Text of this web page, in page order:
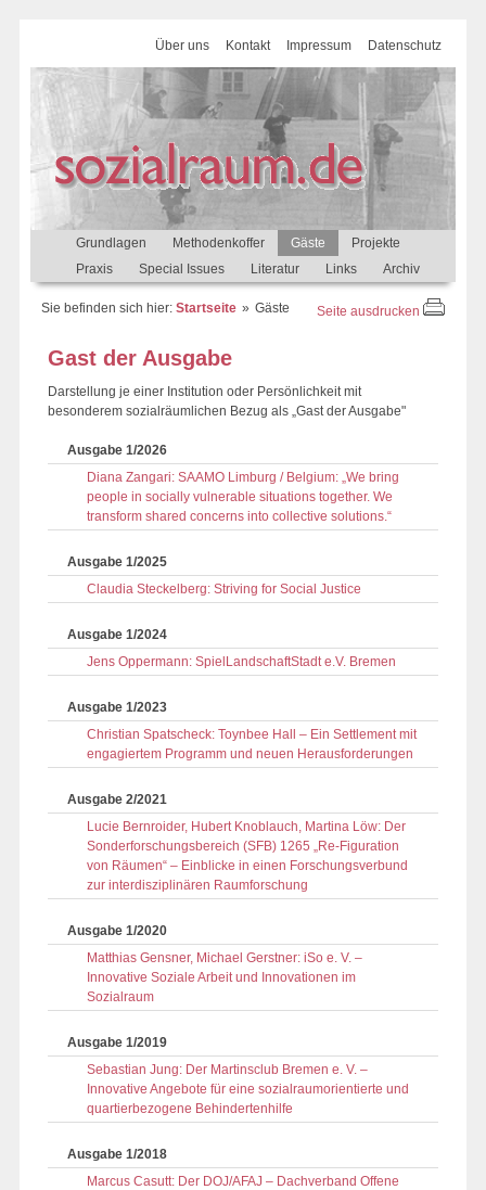
Über uns Kontakt Impressum Datenschutz
Grundlagen Methodenkoffer Gäste
Projekte
Praxis
Special Issues Literatur Links Archiv
Seite ausdrucken
Sie befinden sich hier: Startseite Gäste
Gast der Ausgabe
Darstellung je einer Institution oder Persönlichkeit mit
besonderem sozialräumlichen Bezug als „Gast der Ausgabe"
Ausgabe 1/2026
Diana Zangari: SAAMO Limburg / Belgium: „We bring
people in socially vulnerable situations together. We
transform shared concerns into collective solutions.“
Ausgabe 1/2025
Claudia Steckelberg: Striving for Social Justice
Ausgabe 1/2024
Jens Oppermann: SpielLandschaftStadt e.V. Bremen
Ausgabe 1/2023
Christian Spatscheck: Toynbee Hall – Ein Settlement mit
engagiertem Programm und neuen Herausforderungen
Ausgabe 2/2021
Lucie Bernroider, Hubert Knoblauch, Martina Löw: Der
Sonderforschungsbereich (SFB) 1265 „Re-Figuration
von Räumen“ – Einblicke in einen Forschungsverbund
zur interdisziplinären Raumforschung
Ausgabe 1/2020
Matthias Gensner, Michael Gerstner: iSo e. V. –
Innovative Soziale Arbeit und Innovationen im
Sozialraum
Ausgabe 1/2019
Sebastian Jung: Der Martinsclub Bremen e. V. –
Innovative Angebote für eine sozialraumorientierte und
quartierbezogene Behindertenhilfe
Ausgabe 1/2018
Marcus Casutt: Der DOJ/AFAJ – Dachverband Offene